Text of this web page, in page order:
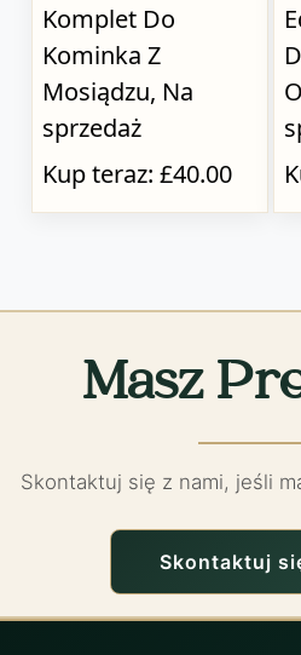
Komplet Do
Kominka Z
Mosiądzu, Na
sprzedaż
Kup teraz: £40.00
Masz
Skontaktuj się z nami, jeśli
Skontaktuj